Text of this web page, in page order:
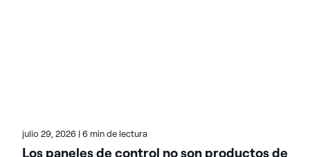
julio 29, 2026 | 6 min de lectura
Los paneles de control no son productos de